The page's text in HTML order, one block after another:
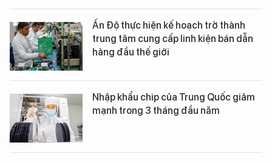
Ấn Độ thực hiện kế hoạch trở thành
trung tâm cung cấp linh kiện bán dẫn
hàng đầu thế giới
Nhập khẩu chip của Trung Quốc giảm
mạnh trong 3 tháng đầu năm